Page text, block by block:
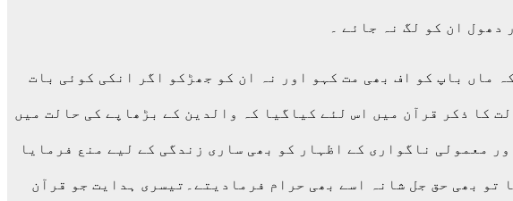
ان کو لگ نہ جائے ۔
ماں باپ کو اف بھی مت کہو اور نہ ان کو جھڑکو اگر انکی کوئی بات
کا ذکر قرآن میں اس لئے کیاگیا کہ والدین کے بڑھاپے کی حالت میں
معمولی ناگواری کے اظہار کو بھی ساری زندگی کے لیے منع فرمایا
تو بھی حق جل شانہ اسے بھی حرام فرمادیتے۔تیسری ہدایت جو قرآن